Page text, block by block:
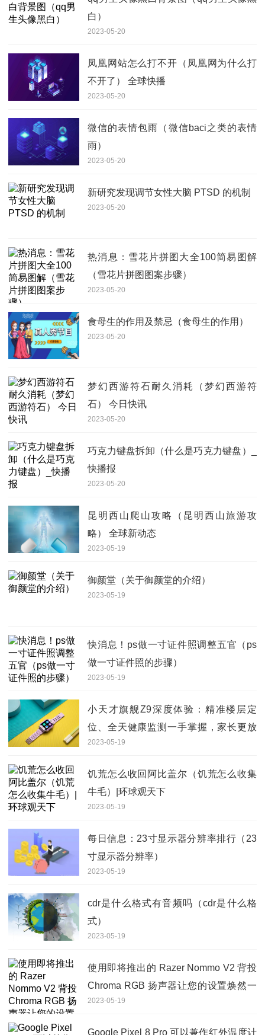
白）
2023-05-20
凤凰网站怎么打不开（凤凰网为什么打
不开了） 全球快播
2023-05-20
微信的表情包雨（微信baci之类的表情
雨）
2023-05-20
新研究发现调节女性大脑 PTSD 的机制
2023-05-20
热消息：雪花片拼图大全100简易图解
（雪花片拼图图案步骤）
2023-05-20
食母生的作用及禁忌（食母生的作用）
2023-05-20
梦幻西游符石耐久消耗（梦幻西游符
石） 今日快讯
2023-05-20
巧克力键盘拆卸（什么是巧克力键盘）_
快播报
2023-05-20
昆明西山爬山攻略（昆明西山旅游攻
略） 全球新动态
2023-05-19
御颜堂（关于御颜堂的介绍）
2023-05-19
快消息！ps做一寸证件照调整五官（ps
做一寸证件照的步骤）
2023-05-19
小天才旗舰Z9深度体验：精准楼层定
位、全天健康监测一手掌握，家长更放
心
2023-05-19
饥荒怎么收回阿比盖尔（饥荒怎么收集
牛毛）|环球观天下
2023-05-19
每日信息：23寸显示器分辨率排行（23
寸显示器分辨率）
2023-05-19
cdr是什么格式有音频吗（cdr是什么格
式）
2023-05-19
使用即将推出的 Razer Nommo V2 背投
Chroma RGB 扬声器让您的设置焕然一
新
2023-05-19
Google Pixel 8 Pro 可以兼作红外温度计